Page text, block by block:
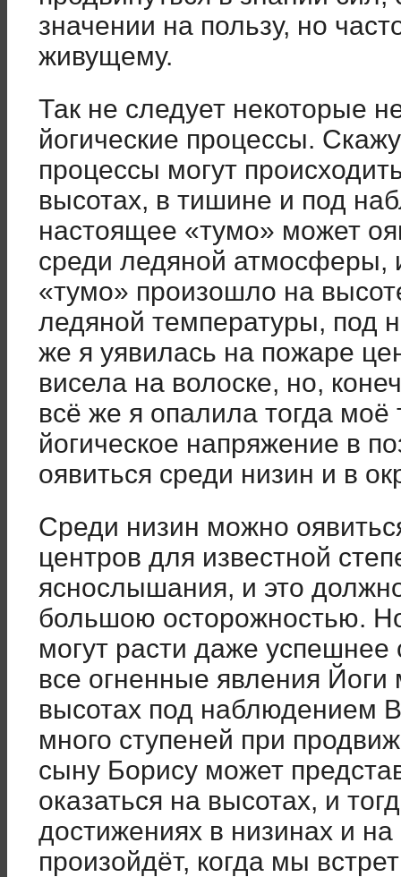
значении на пользу, но
живущему.
Так не следует некоторые
йогические процессы.
процессы могут
высотах, в тишине и под
настоящее «тумо» может
среди ледяной атмосферы,
«тумо» произошло на
ледяной температуры, под
же я уявилась на пожаре
висела на волоске, но,
всё же я опалила тогда моё
йогическое напряжение в
оявиться среди низин и в
Среди низин можно
центров для известной
яснослышания, и это
большою осторожностью.
могут расти даже
все огненные явления Йоги
высотах под наблюдением
много ступеней при
сыну Борису может
оказаться на высотах, и
достижениях в низинах и
произойдёт, когда мы